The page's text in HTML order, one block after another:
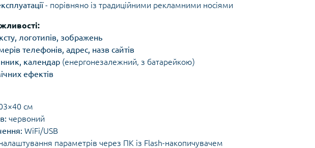
- порівняно із традиційними рекламними носіями
логотипів, зображень
телефонів, адрес, назв сайтів
календар (енергонезалежний, з батарейкою)
ефектів
см
червоний
WiFi/USB
параметрів через ПК із Flash-накопичувачем